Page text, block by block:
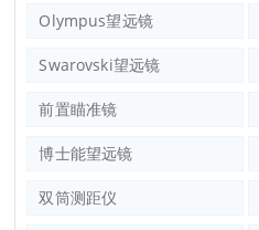
Olympus望远镜
Swarovski望远镜
前置瞄准镜
博士能望远镜
双筒测距仪